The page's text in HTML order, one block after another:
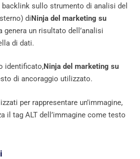
sullo strumento di analisi del
diNinja del marketing su
genera un risultato dell’analisi
di dati.
identificato,Ninja del marketing su
di ancoraggio utilizzato.
per rappresentare un’immagine,
il tag ALT dell’immagine come testo